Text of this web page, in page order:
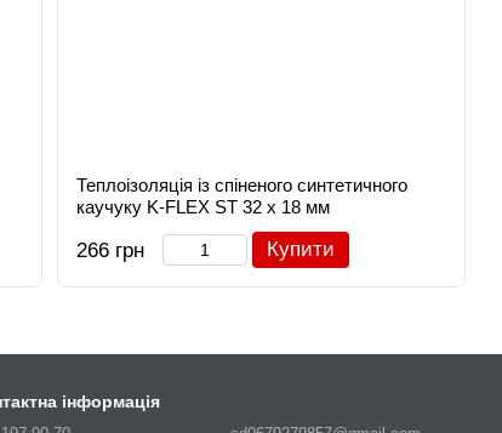
Теплоізоляція із спіненого синтетичного
каучуку K-FLEX ST 32 х 18 мм
266 грн Купити
інформація